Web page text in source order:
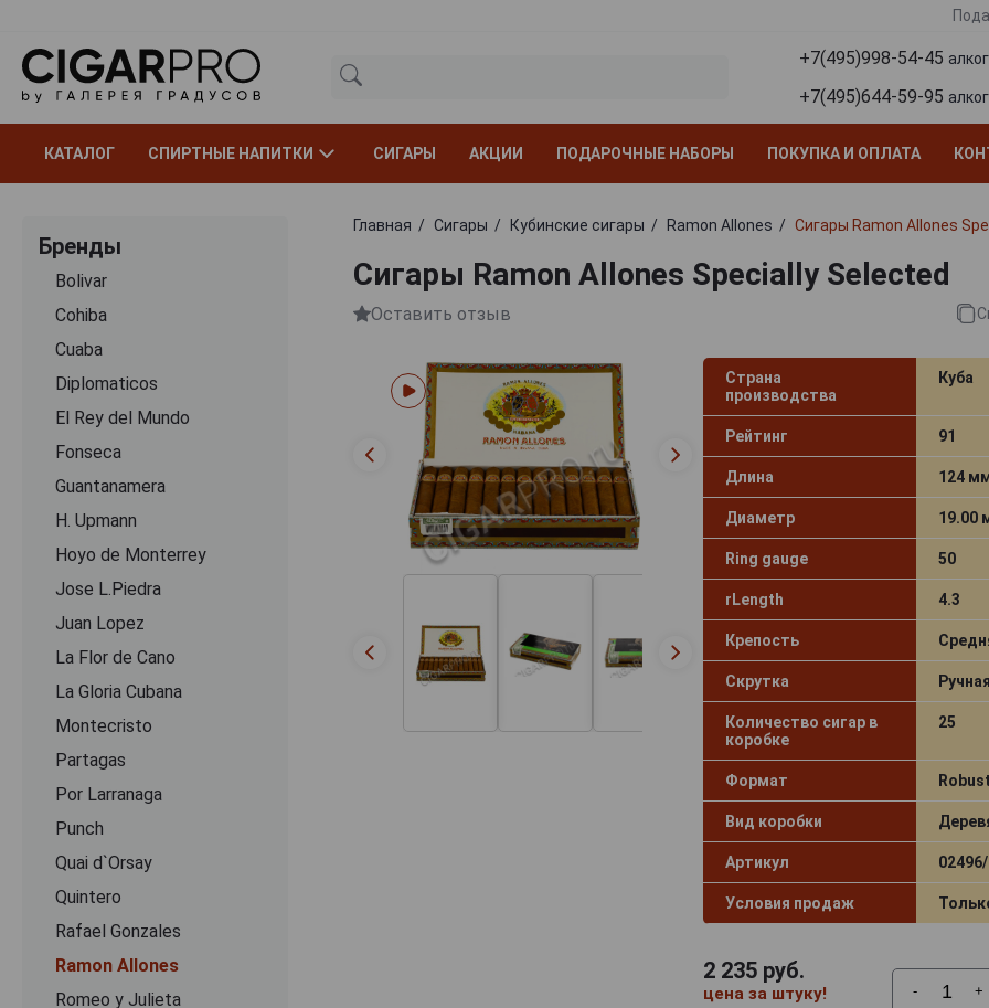
+7(495)998-54-45
+7(495)644-59-95
КАТАЛОГ СПИРТНЫЕ НАПИТКИ СИГАРЫ АКЦИИ ПОДАРОЧНЫЕ НАБОРЫ ПОКУПКА И ОПЛАТА
Бренды
Bolivar
Cohiba
Cuaba
Diplomaticos
El Rey del Mundo
Fonseca
Guantanamera
H. Upmann
Hoyo de Monterrey
Jose L.Piedra
Juan Lopez
La Flor de Cano
La Gloria Cubana
Montecristo
Partagas
Por Larranaga
Punch
Quai d`Orsay
Quintero
Rafael Gonzales
Ramon Allones
Romeo y Julieta
Главная Сигары Кубинские сигары Ramon Allones Сигары Ramon Allones
Сигары Ramon Allones Specially Selected
Оставить отзыв
Страна
производства
Куба
Рейтинг 91
Длина 124
Диаметр 19.00
Ring gauge 50
rLength 4.3
Крепость
Скрутка Ручная
Количество сигар в
коробке
25
Формат
Вид коробки
Артикул
Условия продаж
2 235руб.
цена за штуку! - +